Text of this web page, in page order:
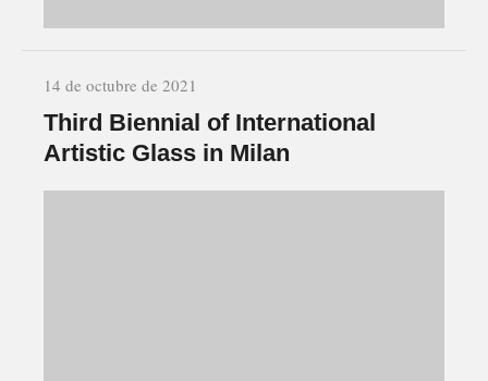
14 de octubre de 2021
Third Biennial of International
Artistic Glass in Milan